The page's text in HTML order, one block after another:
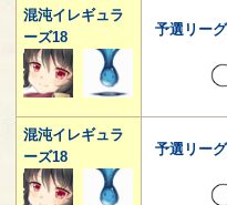
混沌イレギュラ
ーズ18
予選リー
混沌イレギュラ
ーズ18
予選リー